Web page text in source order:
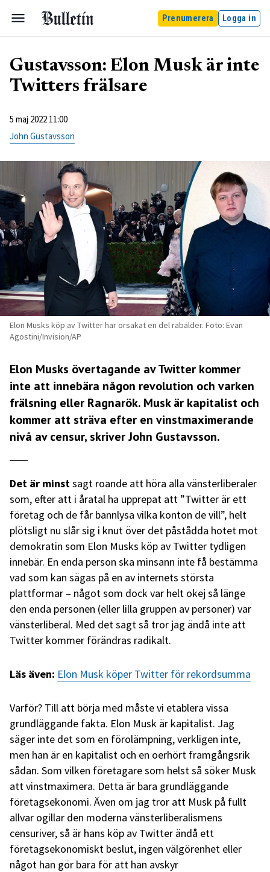
Prenumerera Logga in
Gustavsson: Elon Musk är inte
Twitters frälsare
5 maj 2022 11:00
John Gustavsson
Elon Musks köp av Twitter har orsakat en del rabalder. Foto: Evan
Agostini/Invision/AP
Elon Musks övertagande av Twitter kommer
inte att innebära någon revolution och varken
frälsning eller Ragnarök. Musk är kapitalist och
kommer att sträva efter en vinstmaximerande
nivå av censur, skriver John Gustavsson.
Det är minst sagt roande att höra alla vänsterliberaler
som, efter att i åratal ha upprepat att ”Twitter är ett
företag och de får bannlysa vilka konton de vill”, helt
plötsligt nu slår sig i knut över det påstådda hotet mot
demokratin som Elon Musks köp av Twitter tydligen
innebär. En enda person ska minsann inte få bestämma
vad som kan sägas på en av internets största
plattformar – något som dock var helt okej så länge
den enda personen (eller lilla gruppen av personer) var
vänsterliberal. Med det sagt så tror jag ändå inte att
Twitter kommer förändras radikalt.
Läs även: Elon Musk köper Twitter för rekordsumma
Varför? Till att börja med måste vi etablera vissa
grundläggande fakta. Elon Musk är kapitalist. Jag
säger inte det som en förolämpning, verkligen inte,
men han är en kapitalist och en oerhört framgångsrik
sådan. Som vilken företagare som helst så söker Musk
att vinstmaximera. Detta är bara grundläggande
företagsekonomi. Även om jag tror att Musk på fullt
allvar ogillar den moderna vänsterliberalismens
censuriver, så är hans köp av Twitter ändå ett
företagsekonomiskt beslut, ingen välgörenhet eller
något han gör bara för att han avskyr